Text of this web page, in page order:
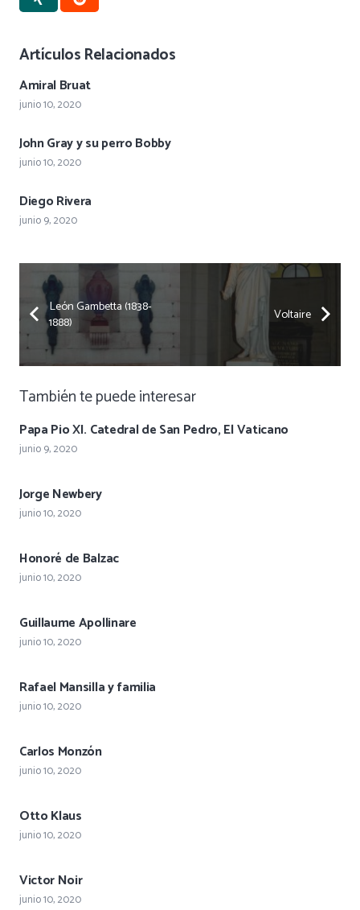
Artículos Relacionados
Amiral Bruat
junio 10, 2020
John Gray y su perro Bobby
junio 10, 2020
Diego Rivera
junio 9, 2020
León Gambetta (1838-
1888)
Voltaire
También te puede interesar
Papa Pio XI. Catedral de San Pedro, El Vaticano
junio 9, 2020
Jorge Newbery
junio 10, 2020
Honoré de Balzac
junio 10, 2020
Guillaume Apollinare
junio 10, 2020
Rafael Mansilla y familia
junio 10, 2020
Carlos Monzón
junio 10, 2020
Otto Klaus
junio 10, 2020
Victor Noir
junio 10, 2020